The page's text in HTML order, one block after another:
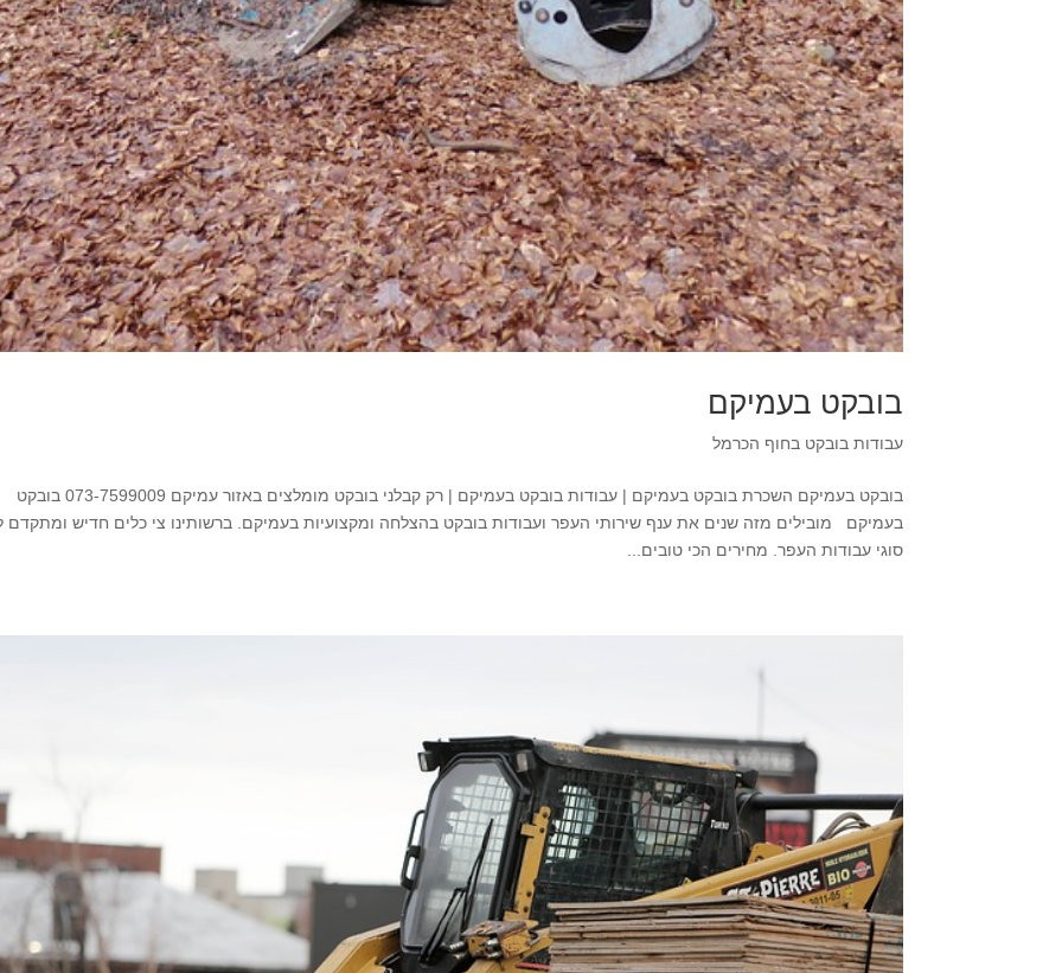
בובקט בעמיקם
עבודות בובקט בחוף הכרמל
בובקט בעמיקם השכרת בובקט בעמיקם | עבודות בובקט בעמיקם | רק קבלני בובקט מומלצים באזור עמיקם 073-7599009 בובקט
בעמיקם מובילים מזה שנים את ענף שירותי העפר ועבודות בובקט בהצלחה ומקצועיות בעמיקם. ברשותינו צי כלים חדיש ומתקדם
סוגי עבודות העפר. מחירים הכי טובים...